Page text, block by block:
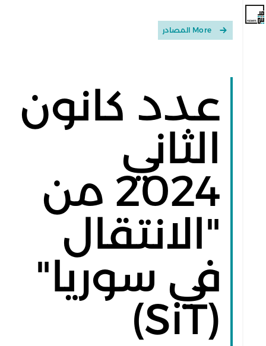
More المصادر
عدد كانون
الثاني
2024 من
"الانتقال
في سوريا"
(SiT)